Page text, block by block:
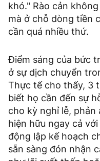
khó." Rào cản
mà ở chỗ dòng tiền
cần quá nhiều thứ.
Điểm sáng của bức
ở sự dịch chuyển
Thực tế cho thấy, 3
biết họ cần đến sự
cho kỳ nghỉ lễ, phản
hiện hữu ngay cả
động lập kế hoạch
sẵn sàng đón nhận